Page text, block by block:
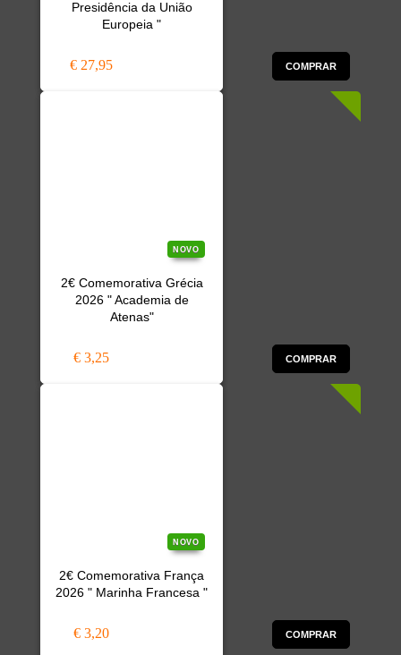
Presidência da União
Europeia "
€ 27,95 COMPRAR
NOVO
2€ Comemorativa Grécia
2026 " Academia de
Atenas"
€ 3,25 COMPRAR
NOVO
2€ Comemorativa França
2026 " Marinha Francesa "
€ 3,20 COMPRAR